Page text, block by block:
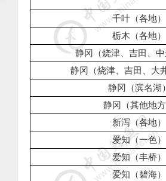
千叶（各地）
栃木（各地）
静冈（烧津、吉田、中
静冈（烧津、吉田、大
静冈（滨名湖）
静冈（其他地方
新泻（各地）
爱知（一色）
爱知（丰桥）
爱知（碧海）